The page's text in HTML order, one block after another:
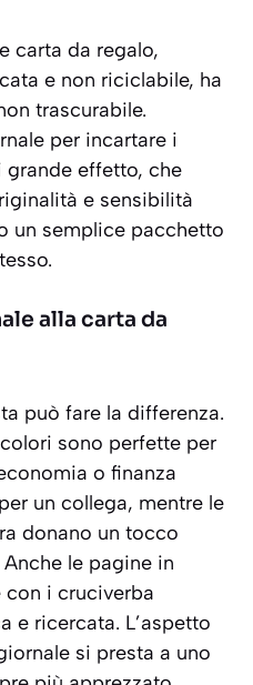
carta da regalo,
e non riciclabile, ha
trascurabile.
per incartare i
grande effetto, che
e sensibilità
un semplice pacchetto
alla carta da
può fare la differenza.
sono perfette per
o finanza
un collega, mentre le
donano un tocco
le pagine in
con i cruciverba
e ricercata. L’aspetto
si presta a uno